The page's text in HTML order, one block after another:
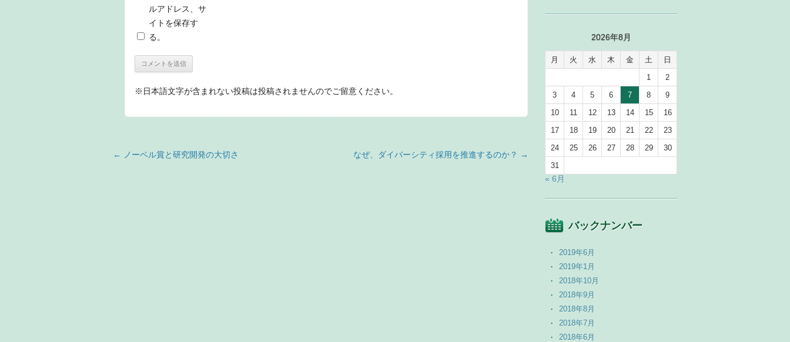
ルアドレス、サ
イトを保存す
る。
※日本語文字が含まれない投稿は投稿されませんのでご留意ください。
投稿ナビゲーション
← ノーベル賞と研究開発の大切さ なぜ、ダイバーシティ採用を推進するのか？ →
2026年8月
月 火 水 木 金 土
日
1
2
3
4 5 6 7 8
9
10
11 12 13 14 15
16
17
18 19 20 21 22
23
24
25 26 27 28 29
30
31
« 6月
バックナンバー
2019年6月
2019年1月
2018年10月
2018年9月
2018年8月
2018年7月
2018年6月